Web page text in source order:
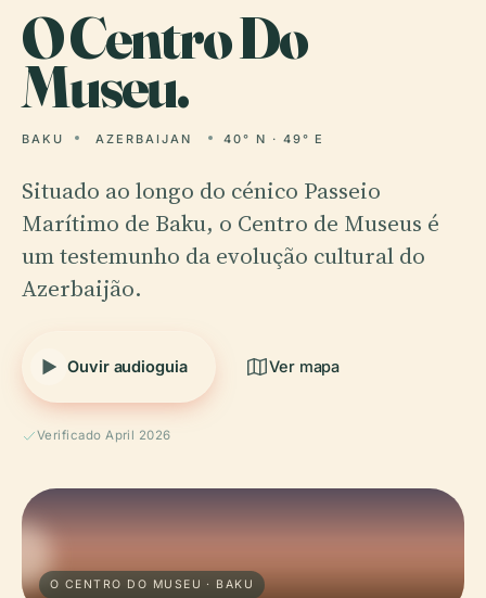
OCentro Do
Museu.
BAKU AZERBAIJAN 40° N · 49° E
Situado ao longo do cénico Passeio
Marítimo de Baku, o Centro de Museus é
um testemunho da evolução cultural do
Azerbaijão.
Ouvir audioguia Ver mapa
Verificado April 2026
O CENTRO DO MUSEU · BAKU